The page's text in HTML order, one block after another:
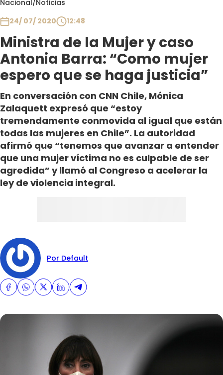
Nacional/Noticias
24/ 07/ 2020
12:48
Ministra de la Mujer y caso
Antonia Barra: “Como mujer
espero que se haga justicia”
En conversación con CNN Chile, Mónica
Zalaquett expresó que “estoy
tremendamente conmovida al igual que están
todas las mujeres en Chile”. La autoridad
afirmó que “tenemos que avanzar a entender
que una mujer víctima no es culpable de ser
agredida” y llamó al Congreso a acelerar la
ley de violencia integral.
Por Default
Club De La Comedia
Contigo en Directo
Plan Perfecto
El Tiempo
Sabingo
Todos Los Programas